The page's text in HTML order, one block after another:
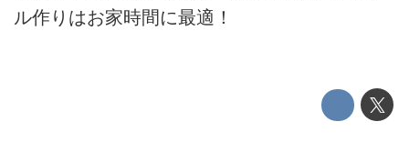
ル作りはお家時間に最適！